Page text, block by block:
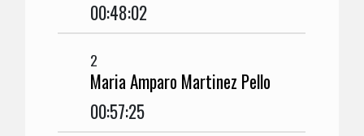
00:48:02
2
Maria Amparo Martinez Pello
00:57:25